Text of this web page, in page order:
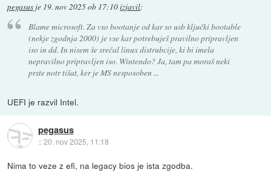
pegasus je 19. nov 2025 ob 17:10izjavil:
Blame microsoft. Za vso bootanje od kar so usb ključki bootable
(nekje zgodnja 2000) je vse kar potrebuješ pravilno pripravljen
iso in dd. In nisem še srečal linux distrubcije, ki bi imela
nepravilno pripravljen iso. Wintendo? Ja, tam pa moraš neki
prste notr tišat, ker je MS nesposoben ...
UEFI je razvil Intel.
pegasus
::20. nov 2025, 11:18
Nima to veze z efi, na legacy bios je ista zgodba.